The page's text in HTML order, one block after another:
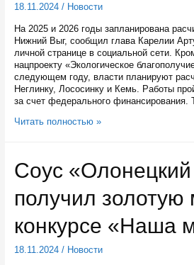
18.11.2024/ Новости
На 2025 и 2026 годы запланирована
Нижний Выг, сообщил глава Карелии
личной странице в социальной сети.
нацпроекту «Экологическое
следующем году, власти планируют
Неглинку, Лососинку и Кемь. Работы
за счет федерального финансирования.
Подрядчик
реке
Вилге
Читать полностью »
Соус
получил золотую
конкурсе «Наша
18.11.2024/ Новости